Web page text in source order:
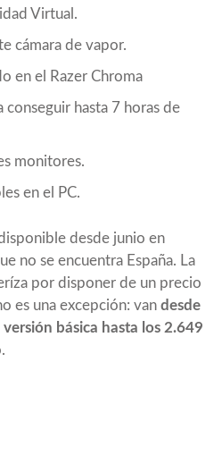
Virtual.
cámara de vapor.
en el Razer Chroma
conseguir hasta 7 horas de
monitores.
en el PC.
desde junio en
no se encuentra España. La
por disponer de un precio
es una excepción: van desde
básica hasta los 2.649